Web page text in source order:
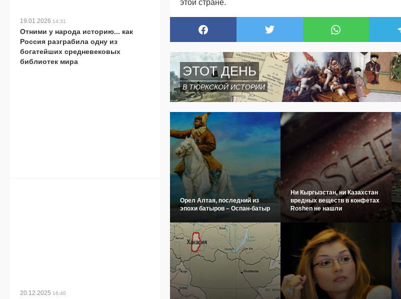
этой стране.
ЭТОТ ДЕНЬ
В ТЮРКСКОЙ ИСТОРИИ
Орел Алтая, последний из
эпохи батыров – Оспан-батыр
Ни Кыргызстан, ни Казахстан
вредных веществ в конфетах
Roshen не нашли
19.01.2026 14:31
Отними у народа историю... как
Россия разграбила одну из
богатейших средневековых
библиотек мира
20.12.2025 16:40